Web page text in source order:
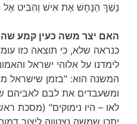
נָשַׁךְ הַנָּחָשׁ אֶת אִישׁ וְהִבִּיט
האם יצר משה כעין קמע
כנראה שלא, כי תוצאה כזו
לימדנו על אלוהי ישראל
המשנה הוא: "בזמן שישראל
ומשעבדים את לבם לאביהם
לאו – היו נימוקים" (מסכת
יתכן שמשה נצטווה ליצור